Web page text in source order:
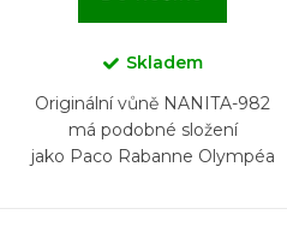
Skladem
Originální vůně NANITA-982
má podobné složení
jako Paco Rabanne Olympéa